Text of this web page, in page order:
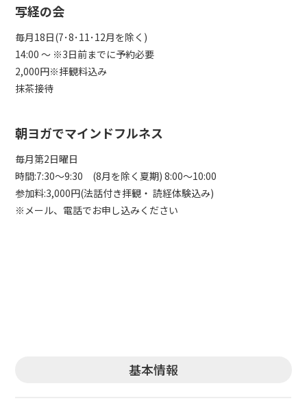
写経の会
毎月18日(7･8･11･12月を除く)
14:00 ～ ※3日前までに予約必要
2,000円※拝観料込み
抹茶接待
朝ヨガでマインドフルネス
毎月第2日曜日
時間:7:30～9:30 (8月を除く夏期) 8:00～10:00
参加料:3,000円(法話付き拝観・ 読経体験込み)
※メール、電話でお申し込みください
基本情報